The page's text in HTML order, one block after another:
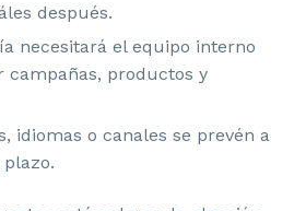
después.
necesitará el equipo interno
campañas, productos y
idiomas o canales se prevén a